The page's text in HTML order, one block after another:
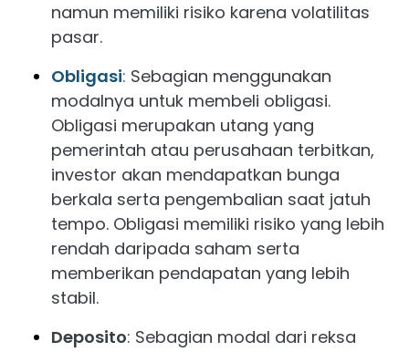
namun memiliki risiko karena volatilitas
pasar.
Obligasi: Sebagian menggunakan
modalnya untuk membeli obligasi.
Obligasi merupakan utang yang
pemerintah atau perusahaan terbitkan,
investor akan mendapatkan bunga
berkala serta pengembalian saat jatuh
tempo. Obligasi memiliki risiko yang lebih
rendah daripada saham serta
memberikan pendapatan yang lebih
stabil.
Deposito: Sebagian modal dari reksa